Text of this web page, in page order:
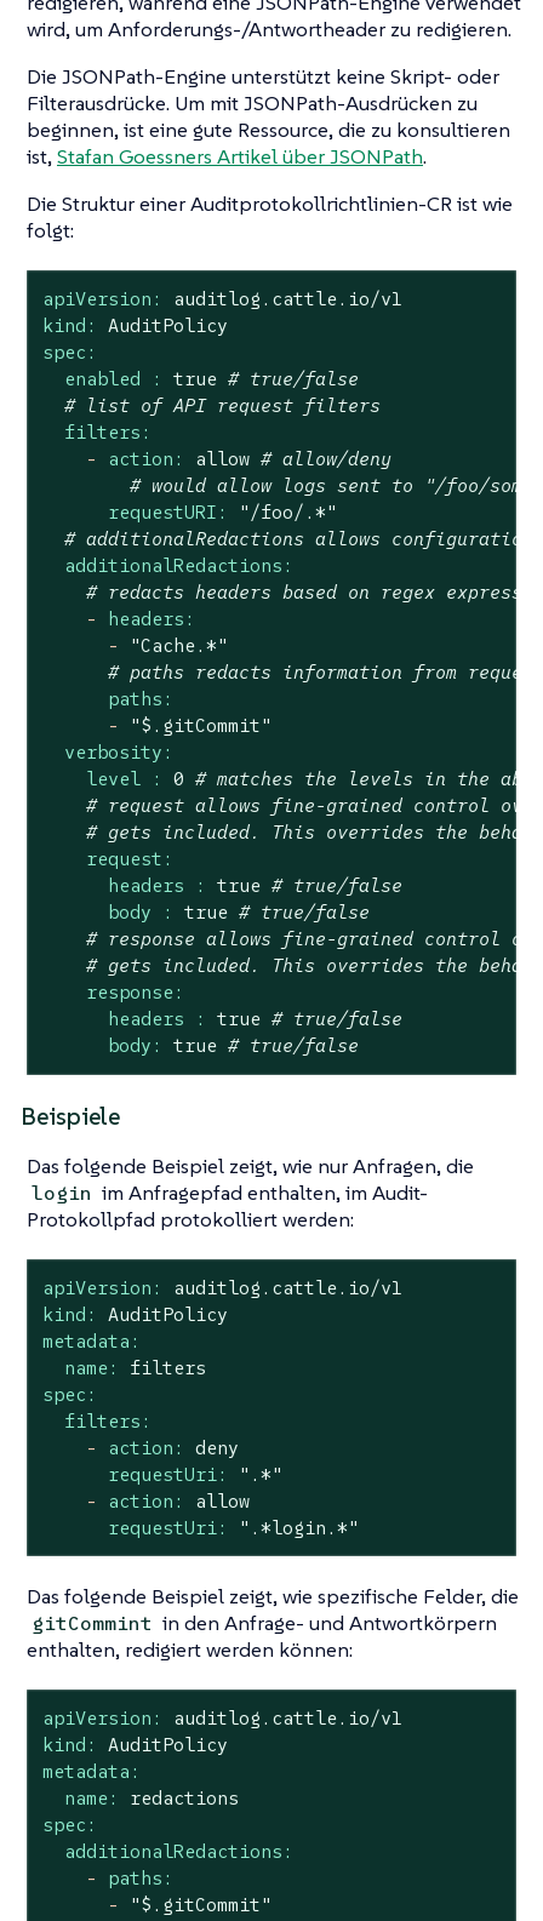
wird, um Anforderungs-/Antwortheader zu redigieren.
Die JSONPath-Engine unterstützt keine Skript- oder
Filterausdrücke. Um mit JSONPath-Ausdrücken zu
beginnen, ist eine gute Ressource, die zu konsultieren
ist,Stafan Goessners Artikel über JSONPath.
Die Struktur einer Auditprotokollrichtlinien-CR ist wie
folgt:
apiVersion:
auditlog.cattle.io/v1
kind:
AuditPolicy
spec:
enabled :
true # true/false
# list of API request filters
filters:
-
action: allow # allow/deny
# would allow logs sent to "/foo/
requestURI:
"/foo/.*"
# additionalRedactions allows
additionalRedactions:
# redacts headers based on regex
-
headers:
-
"Cache.*"
# paths redacts information from
paths:
-
"$.gitCommit"
verbosity:
level :
0 # matches the levels in the
# request allows fine-grained control
# gets included. This overrides the
request:
headers :
true # true/false
body :
true # true/false
# response allows fine-grained control
# gets included. This overrides the
response:
headers :
true # true/false
body:
true # true/false
Beispiele
Das folgende Beispiel zeigt, wie nur Anfragen, die
login im Anfragepfad enthalten, im Audit-
Protokollpfad protokolliert werden:
apiVersion:
auditlog.cattle.io/v1
kind:
AuditPolicy
metadata:
name:
filters
spec:
filters:
-
action:
deny
requestUri:
".*"
-
action:
allow
requestUri:
".*login.*"
Das folgende Beispiel zeigt, wie spezifische Felder, die
gitCommint in den Anfrage- und Antwortkörpern
enthalten, redigiert werden können:
apiVersion:
auditlog.cattle.io/v1
kind:
AuditPolicy
metadata:
name:
redactions
spec:
additionalRedactions:
-
paths:
-
"$.gitCommit"